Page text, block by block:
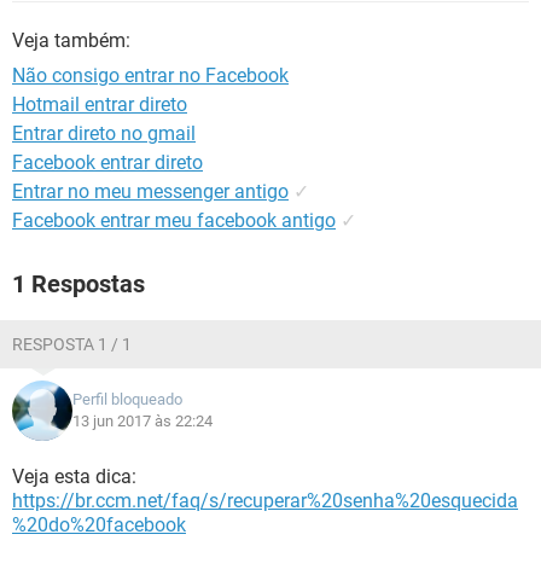
Veja também:
Não consigo entrar no Facebook
Hotmail entrar direto
Entrar direto no gmail
Facebook entrar direto
Entrar no meu messenger antigo ✓
Facebook entrar meu facebook antigo ✓
1 Respostas
RESPOSTA 1 / 1
Perfil bloqueado
13 jun 2017 às 22:24
Veja esta dica:
https://br.ccm.net/faq/s/recuperar%20senha%20esquecida
%20do%20facebook